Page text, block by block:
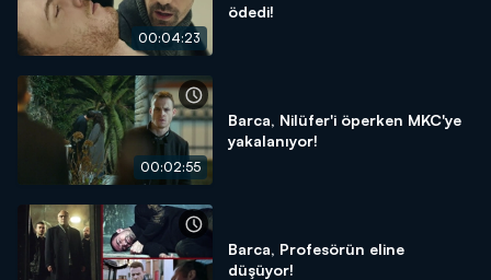
00:04:23
ödedi!
00:02:55
Barca, Nilüfer'i öperken MKC'ye
yakalanıyor!
Barca, Profesörün eline
düşüyor!